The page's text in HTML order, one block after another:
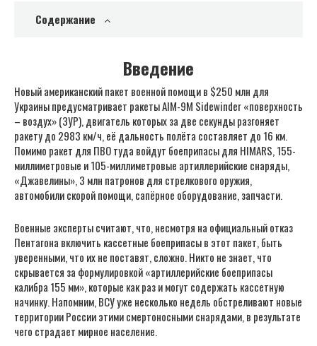
Содержание
Введение
Новый американский пакет военной помощи в $250 млн для
Украины предусматривает ракеты AIM-9M Sidewinder «поверхность
– воздух» (ЗУР), двигатель которых за две секунды разгоняет
ракету до 2983 км/ч, её дальность полёта составляет до 16 км.
Помимо ракет для ПВО туда войдут боеприпасы для HIMARS, 155-
миллиметровые и 105-миллиметровые артиллерийские снаряды,
«Джавелины», 3 млн патронов для стрелкового оружия,
автомобили скорой помощи, сапёрное оборудование, запчасти.
Военные эксперты считают, что, несмотря на официальный отказ
Пентагона включить кассетные боеприпасы в этот пакет, быть
уверенными, что их не поставят, сложно. Никто не знает, что
скрывается за формулировкой «артиллерийские боеприпасы
калибра 155 мм», которые как раз и могут содержать кассетную
начинку. Напомним, ВСУ уже несколько недель обстреливают новые
территории России этими смертоносными снарядами, в результате
чего страдает мирное население.